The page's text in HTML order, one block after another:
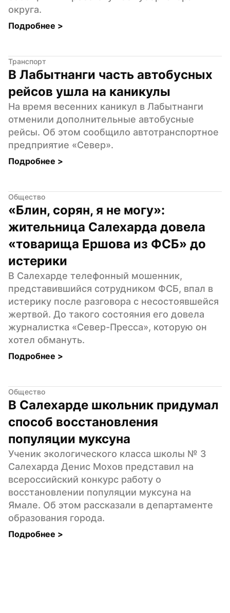
округа.
Подробнее >
Транспорт
В Лабытнанги часть автобусных
рейсов ушла на каникулы
На время весенних каникул в Лабытнанги
отменили дополнительные автобусные
рейсы. Об этом сообщило автотранспортное
предприятие «Север».
Подробнее >
Общество
«Блин, сорян, я не могу»:
жительница Салехарда довела
«товарища Ершова из ФСБ» до
истерики
В Салехарде телефонный мошенник,
представившийся сотрудником ФСБ, впал в
истерику после разговора с несостоявшейся
жертвой. До такого состояния его довела
журналистка «Север-Пресса», которую он
хотел обмануть.
Подробнее >
Общество
В Салехарде школьник придумал
способ восстановления
популяции муксуна
Ученик экологического класса школы № 3
Салехарда Денис Мохов представил на
всероссийский конкурс работу о
восстановлении популяции муксуна на
Ямале. Об этом рассказали в департаменте
образования города.
Подробнее >